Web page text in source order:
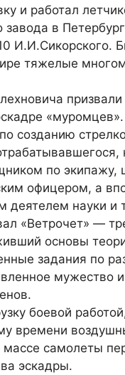
и работал
завода в
И.И.Сикорского.
тяжелые
созданию
по
офицером, а
деятелем науки и
«Ветрочет» —
основы
задания по
мужество
боевой
времени
самолеты
эскадры.